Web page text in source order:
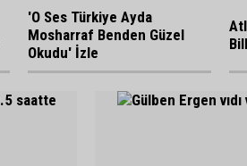
'O Ses Türkiye Ayda
Mosharraf Benden Güzel
Okudu' İzle